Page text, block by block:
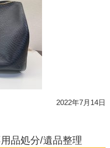
2022年7月14日
品処分/遺品整理